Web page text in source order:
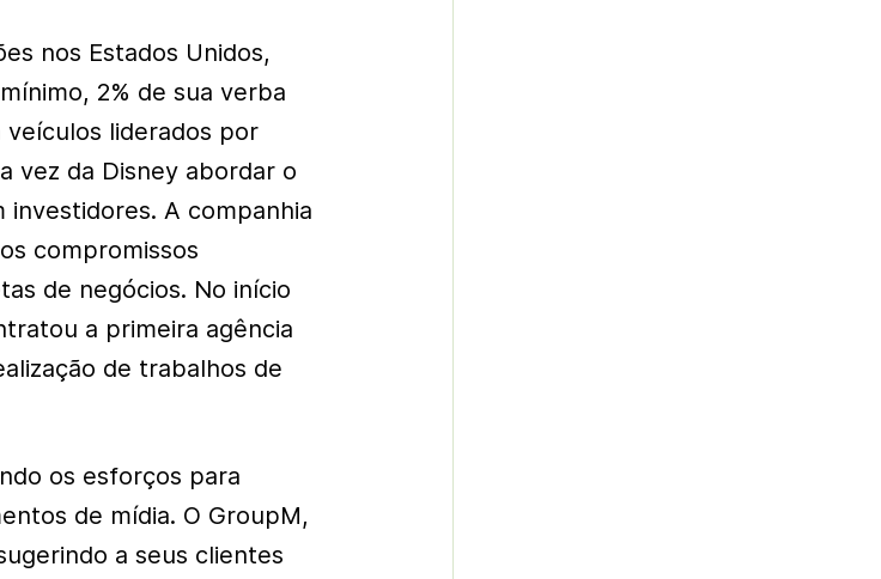
nos Estados Unidos,
2% de sua verba
liderados por
vez da Disney abordar o
A companhia
compromissos
de negócios. No início
a primeira agência
de trabalhos de
os esforços para
de mídia. O GroupM,
a seus clientes